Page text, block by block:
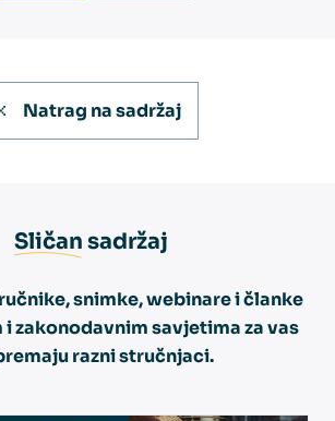
Natrag na sadržaj
Sličan sadržaj
snimke, webinare i članke
zakonodavnim savjetima za vas
razni stručnjaci.